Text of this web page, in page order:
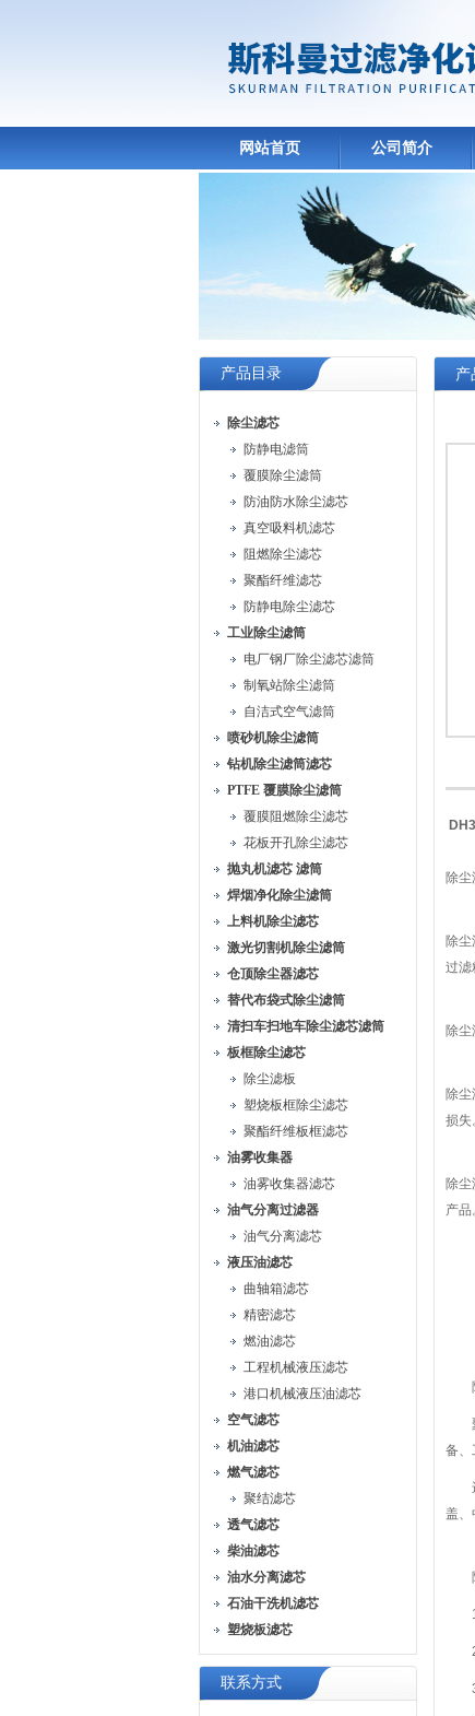
网站首页 公司简介
产品目录
除尘滤芯
防静电滤筒
覆膜除尘滤筒
防油防水除尘滤芯
真空吸料机滤芯
阻燃除尘滤芯
聚酯纤维滤芯
防静电除尘滤芯
工业除尘滤筒
电厂钢厂除尘滤芯滤筒
制氧站除尘滤筒
自洁式空气滤筒
喷砂机除尘滤筒
钻机除尘滤筒滤芯
PTFE 覆膜除尘滤筒
覆膜阻燃除尘滤芯
花板开孔除尘滤芯
抛丸机滤芯 滤筒
焊烟净化除尘滤筒
上料机除尘滤芯
激光切割机除尘滤筒
仓顶除尘器滤芯
替代布袋式除尘滤筒
清扫车扫地车除尘滤芯滤筒
板框除尘滤芯
除尘滤板
塑烧板框除尘滤芯
聚酯纤维板框滤芯
油雾收集器
油雾收集器滤芯
油气分离过滤器
油气分离滤芯
液压油滤芯
曲轴箱滤芯
精密滤芯
燃油滤芯
工程机械液压滤芯
港口机械液压油滤芯
空气滤芯
机油滤芯
燃气滤芯
聚结滤芯
透气滤芯
柴油滤芯
油水分离滤芯
石油干洗机滤芯
塑烧板滤芯
联系方式
产
除尘
除
过滤
除尘
除
损失
除
产品
除
聚
备、
进
盖、
除
1
2
3